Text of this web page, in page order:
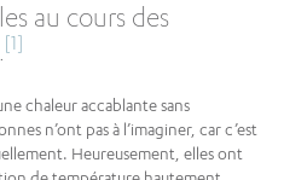
au cours des
[1]
chaleur accablante sans
n’ont pas à l’imaginer, car c’est
Heureusement, elles ont